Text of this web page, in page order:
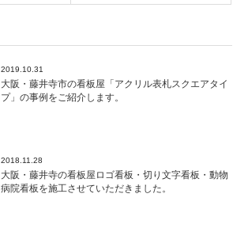
2019.10.31
大阪・藤井寺市の看板屋「アクリル表札スクエアタイ
プ」の事例をご紹介します。
2018.11.28
大阪・藤井寺の看板屋ロゴ看板・切り文字看板・動物
病院看板を施工させていただきました。